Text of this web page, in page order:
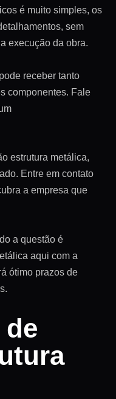
é muito simples, os
sem
execução da obra.
receber tanto
componentes. Fale
estrutura metálica,
Entre em contato
a empresa que
a questão é
aqui com a
ótimo prazos de